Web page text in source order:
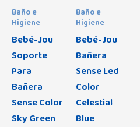
Baño e
Higiene
Bebé-Jou
Soporte
Para
Bañera
Sense Color
Sky Green
Baño e
Higiene
Bebé-Jou
Bañera
Sense Led
Color
Celestial
Blue